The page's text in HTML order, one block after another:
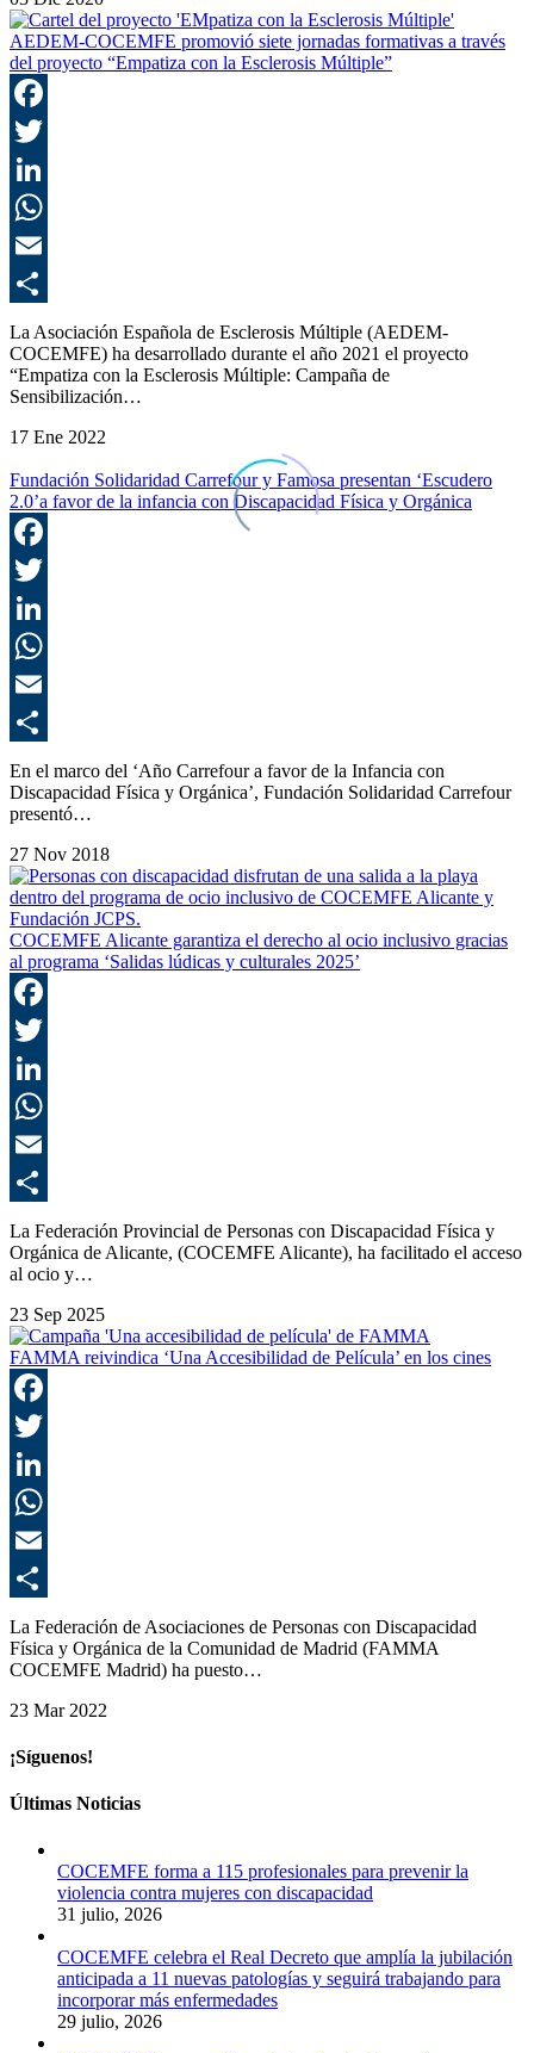
AEDEM-COCEMFE promovió siete jornadas formativas a través
del proyecto “Empatiza con la Esclerosis Múltiple”
La Asociación Española de Esclerosis Múltiple (AEDEM-
COCEMFE) ha desarrollado durante el año 2021 el proyecto
“Empatiza con la Esclerosis Múltiple: Campaña de
Sensibilización…
17 Ene 2022
Fundación Solidaridad Carrefour y Famosa presentan ‘Escudero
2.0’a favor de la infancia con Discapacidad Física y Orgánica
En el marco del ‘Año Carrefour a favor de la Infancia con
Discapacidad Física y Orgánica’, Fundación Solidaridad Carrefour
presentó…
27 Nov 2018
COCEMFE Alicante garantiza el derecho al ocio inclusivo gracias
al programa ‘Salidas lúdicas y culturales 2025’
La Federación Provincial de Personas con Discapacidad Física y
Orgánica de Alicante, (COCEMFE Alicante), ha facilitado el acceso
al ocio y…
23 Sep 2025
FAMMA reivindica ‘Una Accesibilidad de Película’ en los cines
La Federación de Asociaciones de Personas con Discapacidad
Física y Orgánica de la Comunidad de Madrid (FAMMA
COCEMFE Madrid) ha puesto…
23 Mar 2022
¡Síguenos!
Últimas Noticias
COCEMFE forma a 115 profesionales para prevenir la
violencia contra mujeres con discapacidad
31 julio, 2026
COCEMFE celebra el Real Decreto que amplía la jubilación
anticipada a 11 nuevas patologías y seguirá trabajando para
incorporar más enfermedades
29 julio, 2026